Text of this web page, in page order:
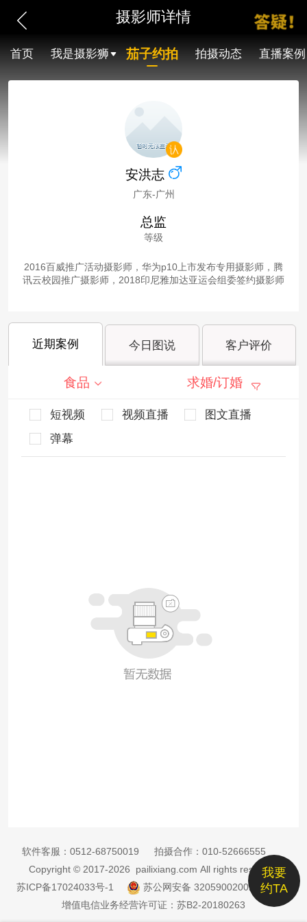
摄影师详情
首页 我是摄影狮 茄子约拍 拍摄动态 直播案例
安洪志
广东-广州
总监
等级
2016百威推广活动摄影师，华为p10上市发布专用摄影师，腾
讯云校园推广摄影师，2018印尼雅加达亚运会组委签约摄影师
近期案例 今日图说 客户评价
食品 求婚/订婚
短视频 视频直播
图文直播
弹幕
我要
约TA
软件客服： 0512-68750019 拍摄合作： 010-52666555
Copyright © 2017-2026 pailixiang.com All rights reserved
苏ICP备17024033号-1
苏公网安备 32059002002885号
增值电信业务经营许可证：苏B2-20180263